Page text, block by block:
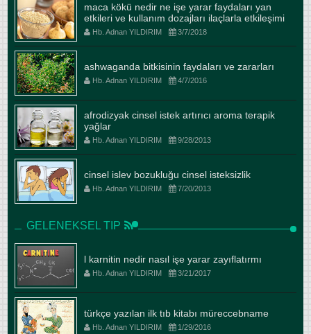
maca kökü nedir ne işe yarar faydaları yan
etkileri ve kullanım dozajları ilaçlarla etkileşimi
Hb. Adnan YILDIRIM 3/7/2018
ashwaganda bitkisinin faydaları ve zararları
Hb. Adnan YILDIRIM 4/7/2016
afrodizyak cinsel istek artırıcı aroma terapik
yağlar
Hb. Adnan YILDIRIM 9/28/2013
cinsel islev bozukluğu cinsel isteksizlik
Hb. Adnan YILDIRIM 7/20/2013
GELENEKSEL TIP
l karnitin nedir nasıl işe yarar zayıflatırmı
Hb. Adnan YILDIRIM 3/21/2017
türkçe yazılan ilk tıb kitabı müreccebname
Hb. Adnan YILDIRIM 1/29/2016